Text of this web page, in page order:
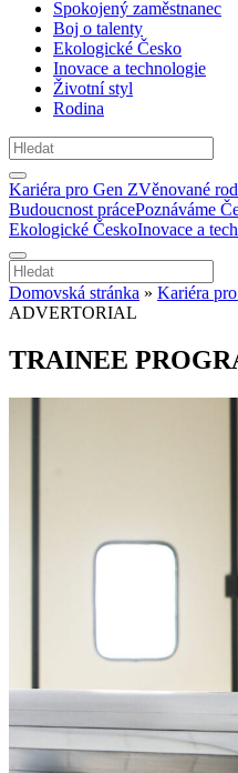
Spokojený zaměstnanec
Boj o talenty
Ekologické Česko
Inovace a technologie
Životní styl
Rodina
Kariéra pro Gen ZVěnované
Budoucnost prácePoznáváme
Ekologické ČeskoInovace a
Domovská stránka » Kariéra
ADVERTORIAL
TRAINEE